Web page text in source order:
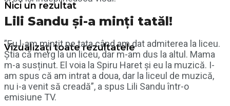
Nici un rezultat
Vizualizați toate rezultatele
Lili Sandu și-a minți tatăl!
”Eu l-am mințit pe tata când am dat admiterea la liceu.
Știa că merg la un liceu, dar m-am dus la altul. Mama
m-a susținut. El voia la Spiru Haret și eu la muzică. I-
am spus că am intrat a doua, dar la liceul de muzică,
nu i-a venit să creadă”, a spus Lili Sandu într-o
emisiune TV.